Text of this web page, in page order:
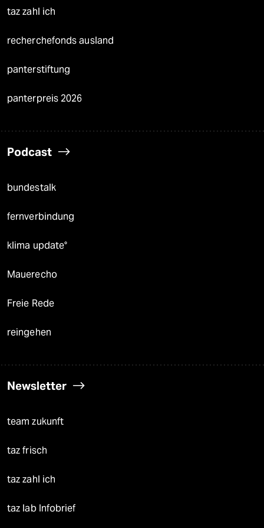
taz zahl ich
recherchefonds ausland
panterstiftung
panterpreis 2026
Podcast
bundestalk
fernverbindung
klima update°
Mauerecho
Freie Rede
reingehen
Newsletter
team zukunft
taz frisch
taz zahl ich
taz lab Infobrief